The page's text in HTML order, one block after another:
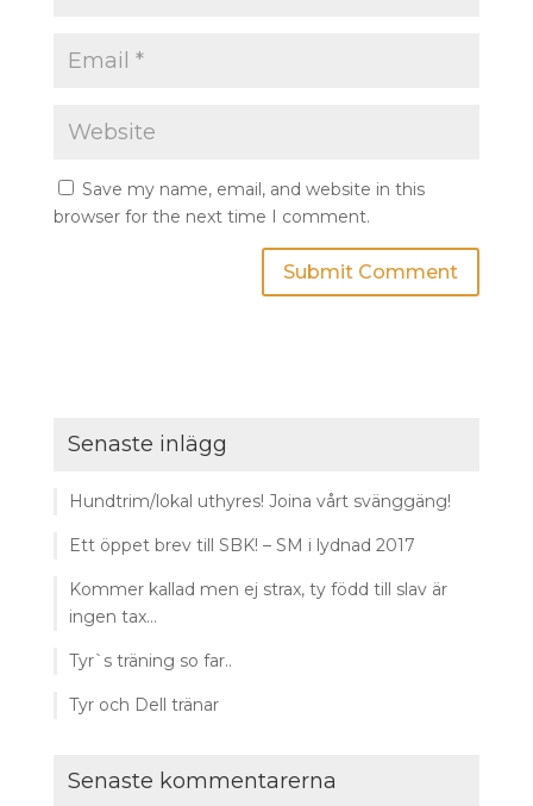
Save my name, email, and website in this
browser for the next time I comment.
Senaste inlägg
Hundtrim/lokal uthyres! Joina vårt svänggäng!
Ett öppet brev till SBK! – SM i lydnad 2017
Kommer kallad men ej strax, ty född till slav är
ingen tax…
Tyr`s träning so far..
Tyr och Dell tränar
Senaste kommentarerna